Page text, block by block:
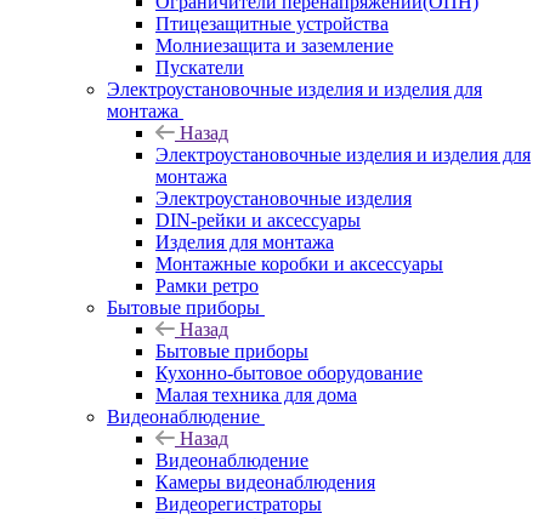
Птицезащитные устройства
Молниезащита и заземление
Пускатели
Электроустановочные изделия и изделия для
монтажа
Назад
Электроустановочные изделия и изделия для
монтажа
Электроустановочные изделия
DIN-рейки и аксессуары
Изделия для монтажа
Монтажные коробки и аксессуары
Рамки ретро
Бытовые приборы
Назад
Бытовые приборы
Кухонно-бытовое оборудование
Малая техника для дома
Видеонаблюдение
Назад
Видеонаблюдение
Камеры видеонаблюдения
Видеорегистраторы